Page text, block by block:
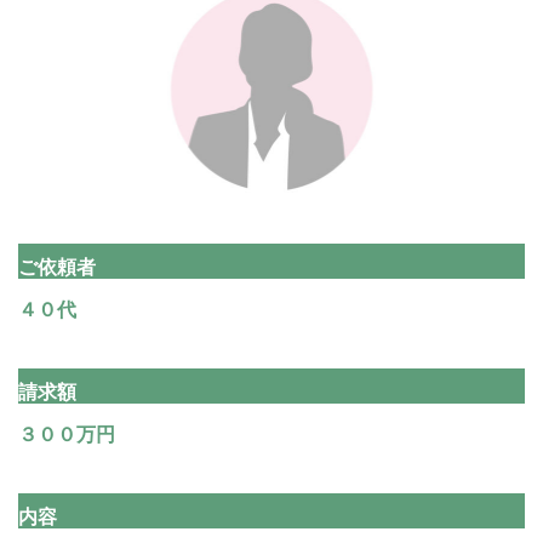
ご依頼者
４０代
請求額
３００万円
内容